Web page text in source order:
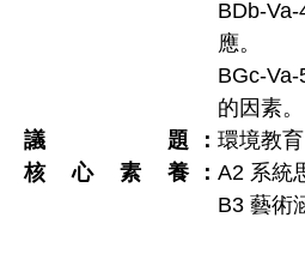
BDb-
應。
BGc-
的因素。
議題
環境教育
核心素養
A2 系統
B3 藝術